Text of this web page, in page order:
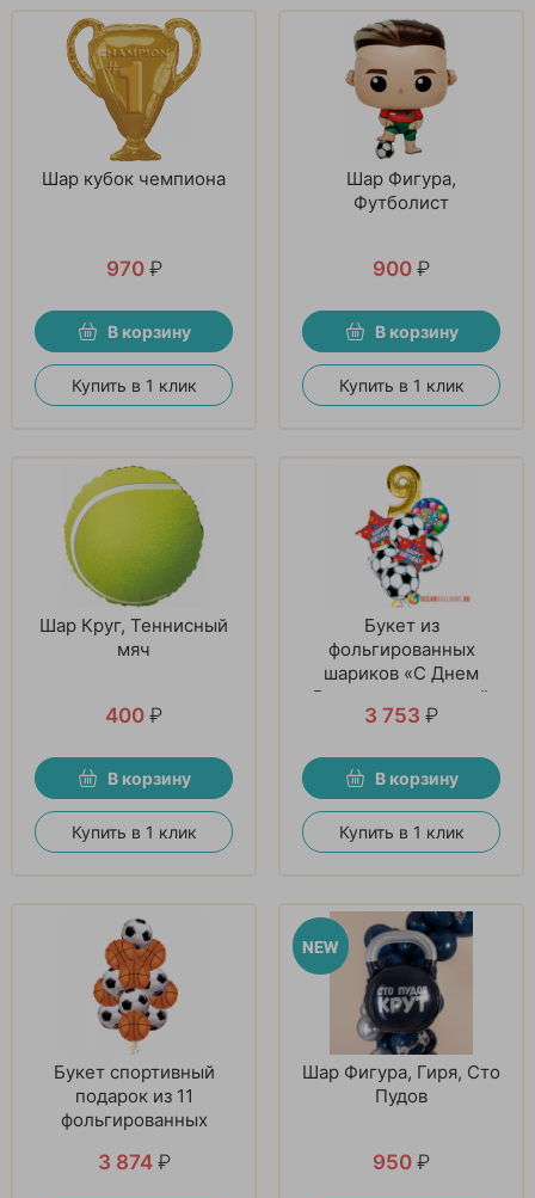
Шар кубок чемпиона
970 ₽
В корзину
Купить в 1 клик
Шар Фигура,
Футболист
900 ₽
В корзину
Купить в 1 клик
Шар Круг, Теннисный
мяч
400 ₽
В корзину
Купить в 1 клик
Букет из
фольгированных
шариков «С Днем
Рождения, молодой
футболист!»
3 753 ₽
В корзину
Купить в 1 клик
Букет спортивный
подарок из 11
фольгированных
3 874 ₽
Шар Фигура, Гиря, Сто
Пудов
950 ₽